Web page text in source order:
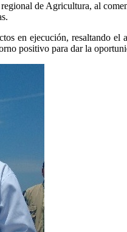
de Agricultura, al
en ejecución, resaltando
positivo para dar la